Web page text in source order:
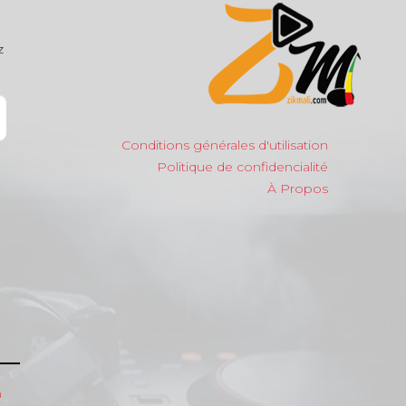
Conditions générales d'utilisation
Politique de confidencialité
À Propos